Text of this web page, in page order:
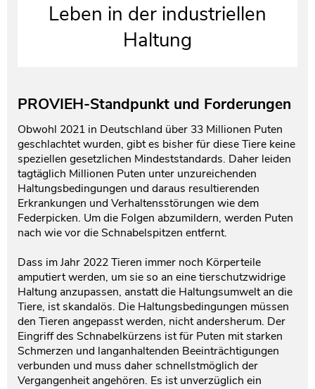
Leben in der industriellen
Haltung
PROVIEH-Standpunkt und Forderungen
Obwohl 2021 in Deutschland über 33 Millionen Puten
geschlachtet wurden, gibt es bisher für diese Tiere keine
speziellen gesetzlichen Mindeststandards. Daher leiden
tagtäglich Millionen Puten unter unzureichenden
Haltungsbedingungen und daraus resultierenden
Erkrankungen und Verhaltensstörungen wie dem
Federpicken. Um die Folgen abzumildern, werden Puten
nach wie vor die Schnabelspitzen entfernt.
Dass im Jahr 2022 Tieren immer noch Körperteile
amputiert werden, um sie so an eine tierschutzwidrige
Haltung anzupassen, anstatt die Haltungsumwelt an die
Tiere, ist skandalös. Die Haltungsbedingungen müssen
den Tieren angepasst werden, nicht andersherum. Der
Eingriff des Schnabelkürzens ist für Puten mit starken
Schmerzen und langanhaltenden Beeinträchtigungen
verbunden und muss daher schnellstmöglich der
Vergangenheit angehören. Es ist unverzüglich ein